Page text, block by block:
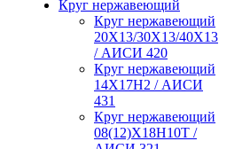
Круг нержавеющий
Круг нержавеющий
20Х13/30Х13/40Х13
/ АИСИ 420
Круг нержавеющий
14Х17Н2 / АИСИ
431
Круг нержавеющий
08(12)Х18Н10Т /